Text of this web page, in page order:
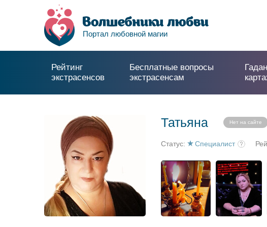
Портал любовной магии
Рейтинг
экстрасенсов
Бесплатные вопросы
экстрасенсам
Татьяна Нет на сайте
Статус: Специалист